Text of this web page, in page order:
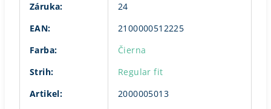
Záruka:
24
EAN:
2100000512225
Farba:
Čierna
Strih:
Regular fit
Artikel:
2000005013